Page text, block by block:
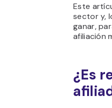
Este
sector y,
ganar,
afiliación
¿Es